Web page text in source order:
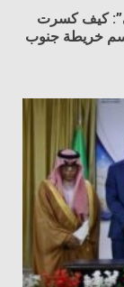
كيف كسرت
خريطة جنوب